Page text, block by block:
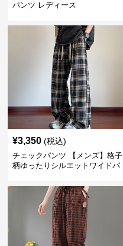
パンツ レディース
¥3,350 (税込)
チェックパンツ 【メンズ】格子
柄ゆったりシルエットワイドパ